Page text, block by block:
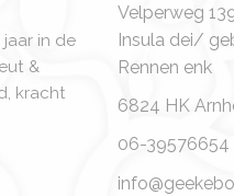
in de
&
kracht
Velperweg
Insula dei/
Rennen enk
6824 HK
06-39576654